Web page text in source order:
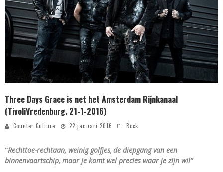
Three Days Grace is net het Amsterdam Rijnkanaal
(TivoliVredenburg, 21-1-2016)
Counter Culture 22 januari 2016 Rock
“Rechttoe-rechtaan, weinig golfjes, de diepgang van een
binnenvaartschip, maar je komt wel precies waar je zijn wil”